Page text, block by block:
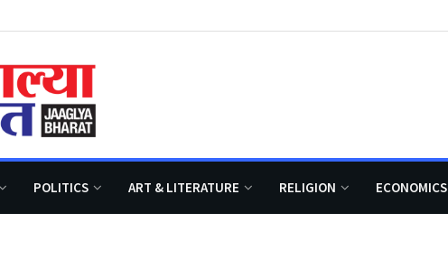
POLITICS ART & LITERATURE RELIGION ECONOMICS